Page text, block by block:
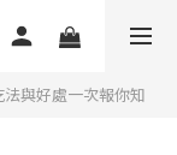
與好處一次報你知